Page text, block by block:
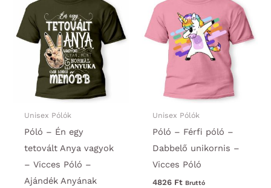
Unisex Pólók
Póló – Én egy
tetovált Anya vagyok
– Vicces Póló –
Ajándék Anyának
Unisex Pólók
Póló – Férfi póló –
Dabbelő unikornis –
Vicces Póló
4826 Ft Bruttó